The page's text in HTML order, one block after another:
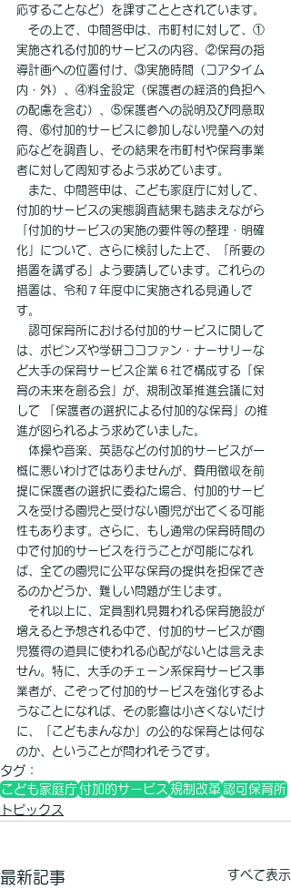
応することなど）を課すこととされています。
その上で、中間答申は、市町村に対して、①
実施される付加的サービスの内容、②保育の指
導計画への位置付け、③実施時間（コアタイム
内・外）、④料金設定（保護者の経済的負担へ
の配慮を含む）、⑤保護者への説明及び同意取
得、⑥付加的サービスに参加しない児童への対
応などを調査し、その結果を市町村や保育事業
者に対して周知するよう求めています。
また、中間答申は、こども家庭庁に対して、
付加的サービスの実態調査結果も踏まえながら
「付加的サービスの実施の要件等の整理・明確
化」について、さらに検討した上で、「所要の
措置を講ずる」よう要請しています。これらの
措置は、令和７年度中に実施される見通しで
す。
認可保育所における付加的サービスに関して
は、ポピンズや学研ココファン・ナーサリーな
ど大手の保育サービス企業６社で構成する「保
育の未来を創る会」が、規制改革推進会議に対
して 「保護者の選択による付加的な保育」の推
進が図られるよう求めていました。
体操や音楽、英語などの付加的サービスが一
概に悪いわけではありませんが、費用徴収を前
提に保護者の選択に委ねた場合、付加的サービ
スを受ける園児と受けない園児が出てくる可能
性もあります。さらに、もし通常の保育時間の
中で付加的サービスを行うことが可能になれ
ば、全ての園児に公平な保育の提供を担保でき
るのかどうか、難しい問題が生じます。
それ以上に、定員割れ見舞われる保育施設が
増えると予想される中で、付加的サービスが園
児獲得の道具に使われる心配がないとは言えま
せん。特に、大手のチェーン系保育サービス事
業者が、こぞって付加的サービスを強化するよ
うなことになれば、その影響は小さくないだけ
に、「こどもまんなか」の公的な保育とは何な
のか、ということが問われそうです。
タグ：
こども家庭庁 付加的サービス 規制改革 認可保育所
トピックス
最新記事 すべて表示